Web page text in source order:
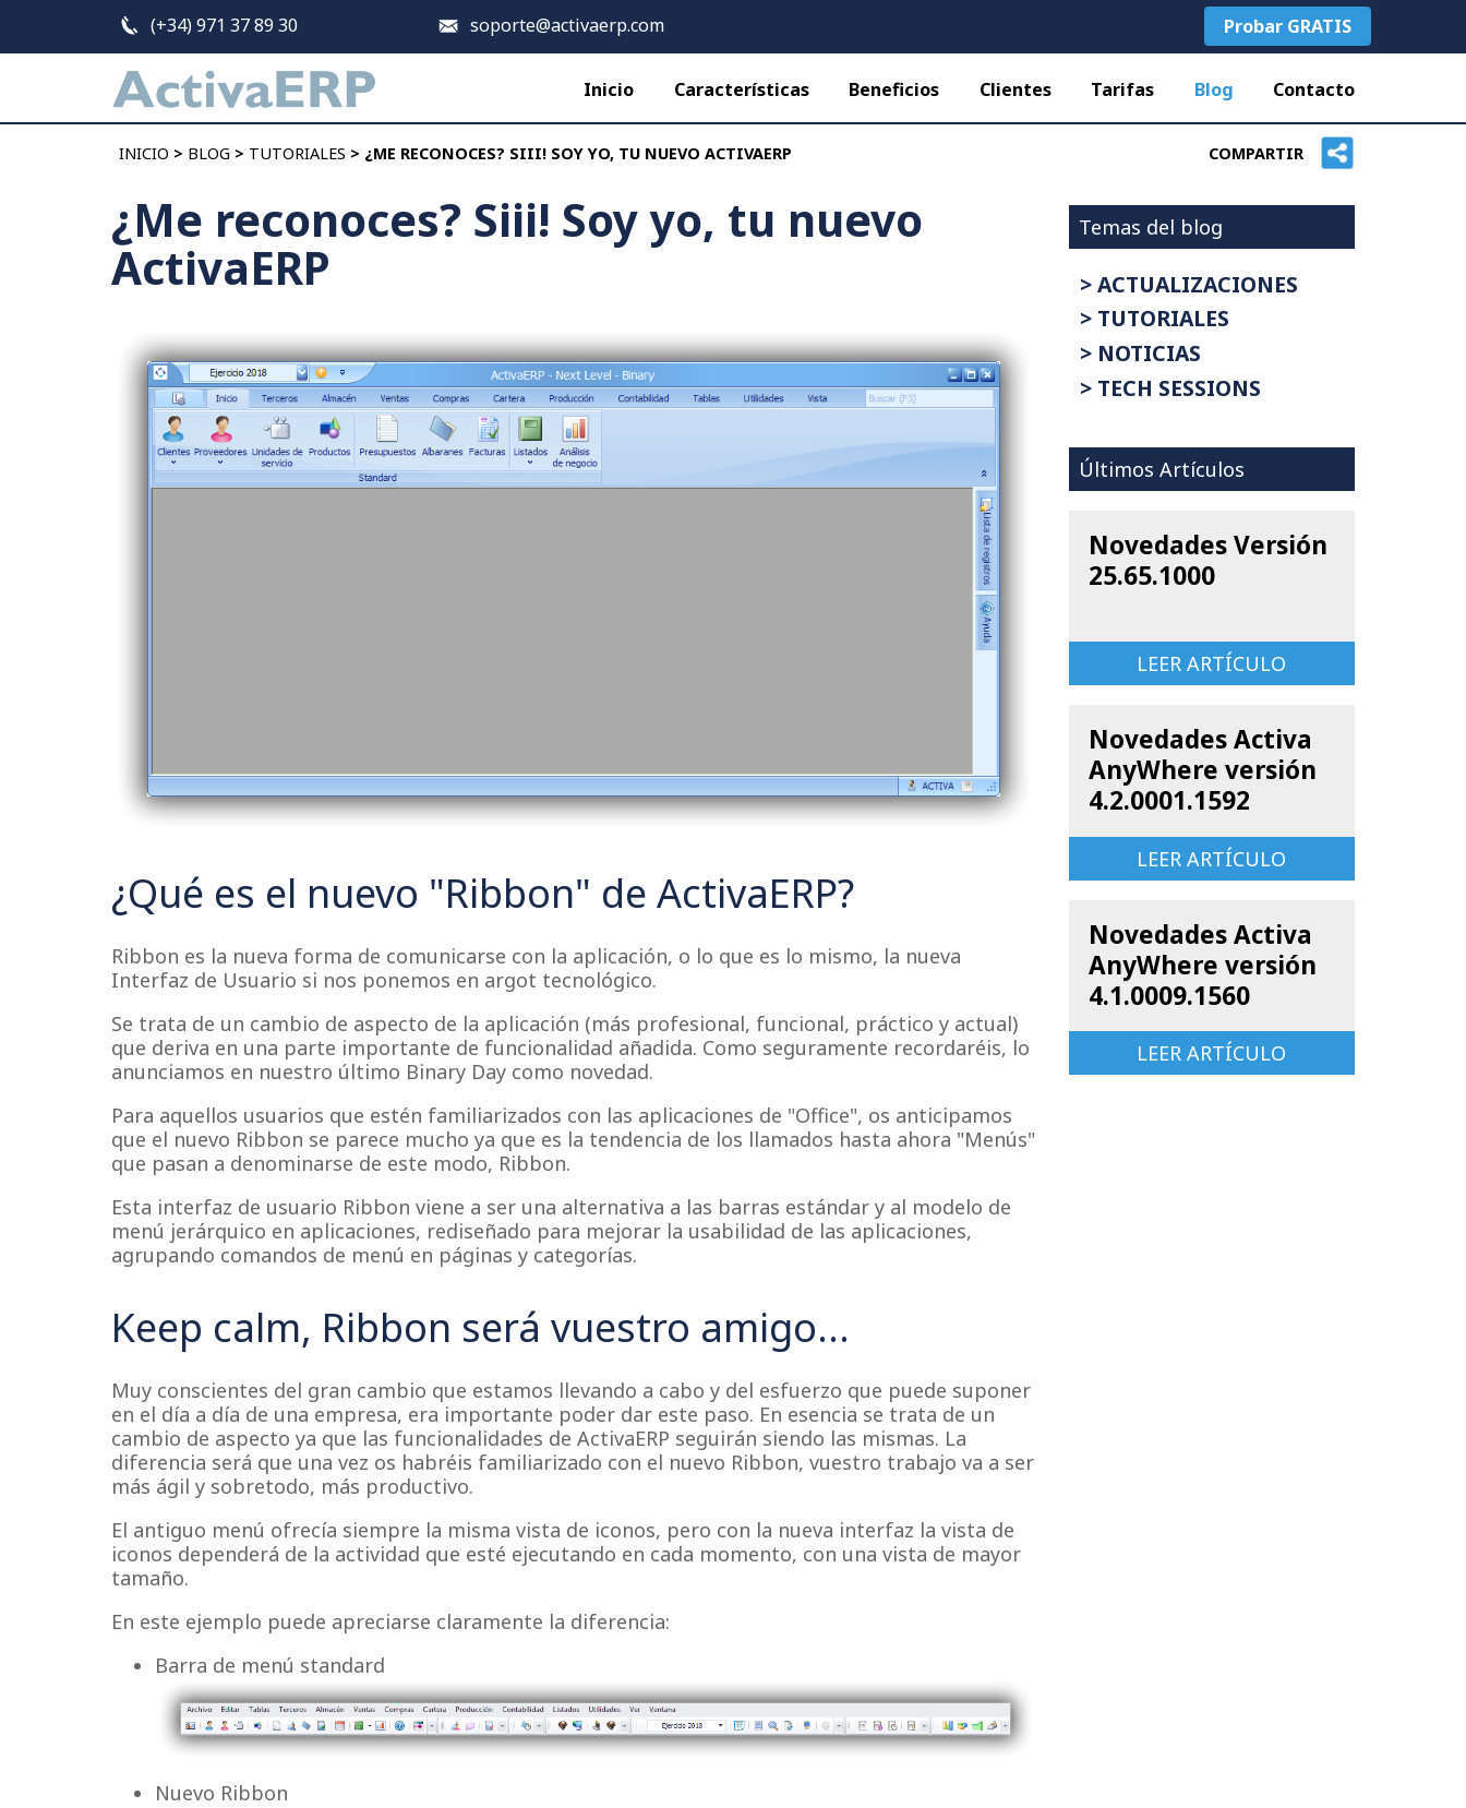
(+34) 971 37 89 30 soporte@activaerp.com Probar GRATIS
Inicio Características Beneficios Clientes Tarifas Blog Contacto
Beneficios
> Quiénes somos
INICIO > BLOG > TUTORIALES > ¿ME RECONOCES? SIII! SOY YO, TU NUEVO ACTIVAERP COMPARTIR
¿Me reconoces? Siii! Soy yo, tu nuevo
ActivaERP
¿Qué es el nuevo "Ribbon" de ActivaERP?
Ribbon es la nueva forma de comunicarse con la aplicación, o lo que es lo mismo, la nueva
Interfaz de Usuario si nos ponemos en argot tecnológico.
Se trata de un cambio de aspecto de la aplicación (más profesional, funcional, práctico y actual)
que deriva en una parte importante de funcionalidad añadida. Como seguramente recordaréis, lo
anunciamos en nuestro último Binary Day como novedad.
Para aquellos usuarios que estén familiarizados con las aplicaciones de "Office", os anticipamos
que el nuevo Ribbon se parece mucho ya que es la tendencia de los llamados hasta ahora "Menús"
que pasan a denominarse de este modo, Ribbon.
Esta interfaz de usuario Ribbon viene a ser una alternativa a las barras estándar y al modelo de
menú jerárquico en aplicaciones, rediseñado para mejorar la usabilidad de las aplicaciones,
agrupando comandos de menú en páginas y categorías.
​Keep calm, Ribbon será vuestro amigo...
Muy conscientes del gran cambio que estamos llevando a cabo y del esfuerzo que puede suponer
en el día a día de una empresa, era importante poder dar este paso. En esencia se trata de un
cambio de aspecto ya que las funcionalidades de ActivaERP seguirán siendo las mismas. La
diferencia será que una vez os habréis familiarizado con el nuevo Ribbon, vuestro trabajo va a ser
más ágil y sobretodo, más productivo.
El antiguo menú ofrecía siempre la misma vista de iconos, pero con la nueva interfaz la vista de
iconos dependerá de la actividad que esté ejecutando en cada momento, con una vista de mayor
tamaño.
En este ejemplo puede apreciarse claramente la diferencia:
Barra de menú standard
Nuevo Ribbon
Temas del blog
> ACTUALIZACIONES
> TUTORIALES
> NOTICIAS
> TECH SESSIONS
Últimos Artículos
Novedades Versión
25.65.1000
LEER ARTÍCULO
Novedades Activa
AnyWhere versión
4.2.0001.1592
LEER ARTÍCULO
Novedades Activa
AnyWhere versión
4.1.0009.1560
LEER ARTÍCULO